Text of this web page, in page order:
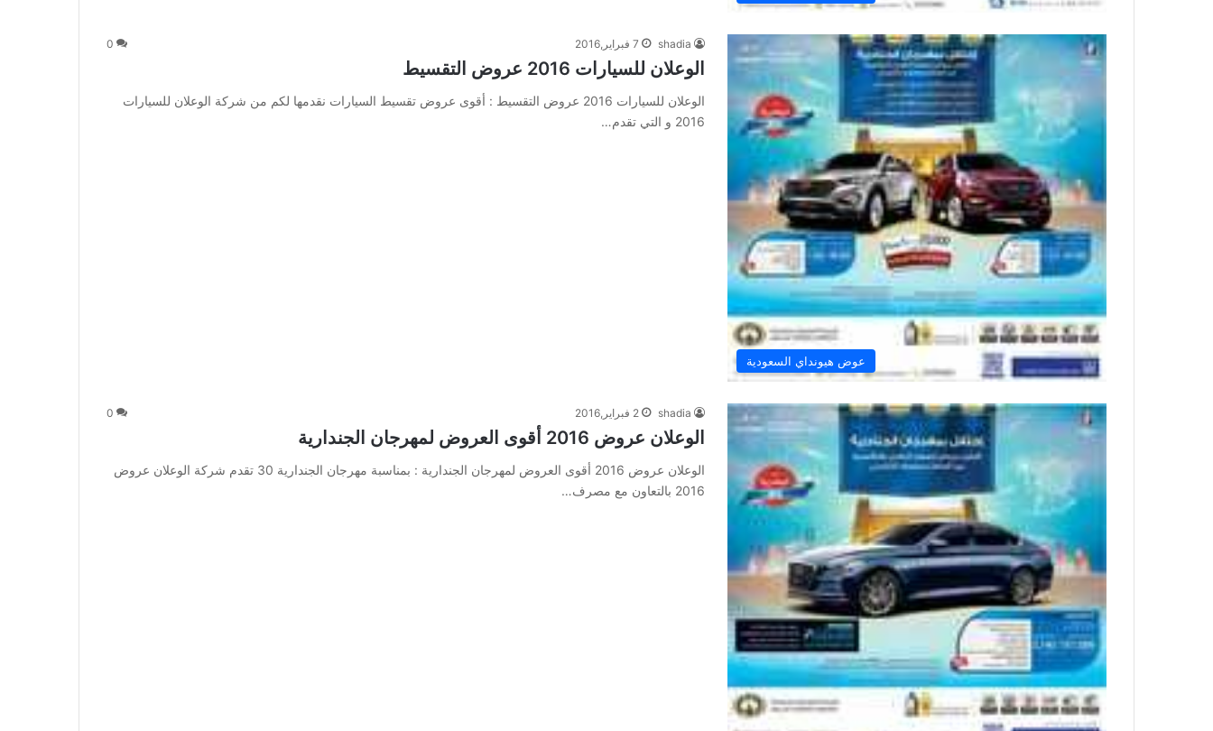
عوض هيونداي السعودية
shadia 7 فبراير,2016 0
الوعلان للسيارات 2016 عروض التقسيط
الوعلان للسيارات 2016 عروض التقسيط : أقوى عروض تقسيط السيارات نقدمها لكم من شركة الوعلان للسيارات
2016 و التي تقدم…
shadia 2 فبراير,2016 0
الوعلان عروض 2016 أقوى العروض لمهرجان الجندارية
الوعلان عروض 2016 أقوى العروض لمهرجان الجندارية : بمناسبة مهرجان الجندارية 30 تقدم شركة الوعلان عروض
2016 بالتعاون مع مصرف…